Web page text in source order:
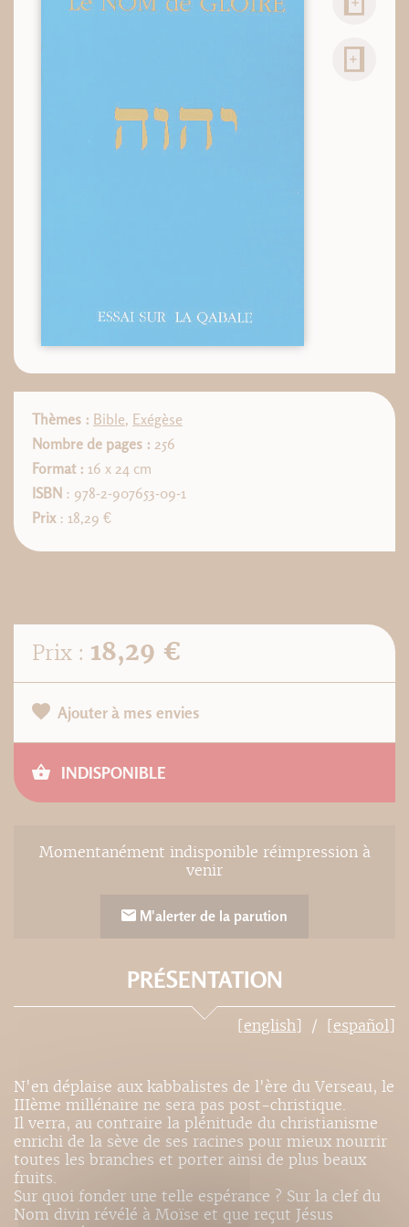
Thèmes : Bible, Exégèse
Nombre de pages : 256
Format : 16 x 24 cm
ISBN : 978-2-907653-09-1
Prix: 18,29 €
Prix : 18,29 €
Ajouter à mes envies
INDISPONIBLE
Momentanément indisponible réimpression à
venir
M'alerter de la parution
PRÉSENTATION
[english] [español]
N'en déplaise aux kabbalistes de l'ère du Verseau, le
IIIème millénaire ne sera pas post-christique.
Il verra, au contraire la plénitude du christianisme
enrichi de la sève de ses racines pour mieux nourrir
toutes les branches et porter ainsi de plus beaux
fruits.
Sur quoi fonder une telle espérance ? Sur la clef du
Nom divin révélé à Moïse et que reçut Jésus